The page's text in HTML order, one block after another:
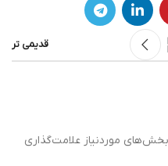
قدیمی تر
بخش‌های موردنیاز علامت‌گذاری